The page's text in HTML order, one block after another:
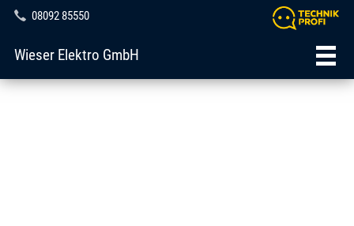
08092 85550
Wieser Elektro GmbH